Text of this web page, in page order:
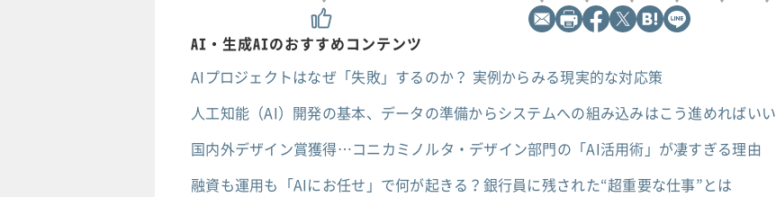
AI・生成AIのおすすめコンテンツ
AIプロジェクトはなぜ「失敗」するのか？ 実例からみる現実的な対応策
人工知能（AI）開発の基本、データの準備からシステムへの組み込みはこう進めればいい
国内外デザイン賞獲得…コニカミノルタ・デザイン部門の「AI活用術」が凄すぎる理由
融資も運用も「AIにお任せ」で何が起きる？銀行員に残された“超重要な仕事”とは